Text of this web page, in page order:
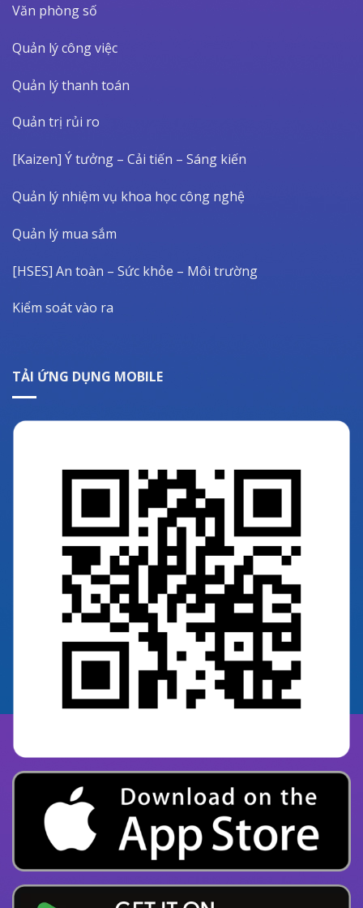
Văn phòng số
Quản lý công việc
Quản lý thanh toán
Quản trị rủi ro
[Kaizen] Ý tưởng – Cải tiến – Sáng kiến
Quản lý nhiệm vụ khoa học công nghệ
Quản lý mua sắm
[HSES] An toàn – Sức khỏe – Môi trường
Kiểm soát vào ra
TẢI ỨNG DỤNG MOBILE